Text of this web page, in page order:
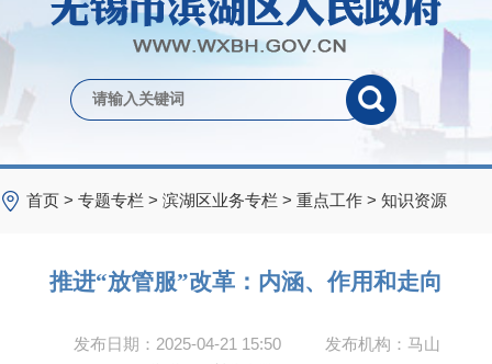
首页 > 专题专栏 > 滨湖区业务专栏 > 重点工作 > 知识资源
推进“放管服”改革：内涵、作用和走向
发布日期：2025-04-21 15:50
发布机构：马山